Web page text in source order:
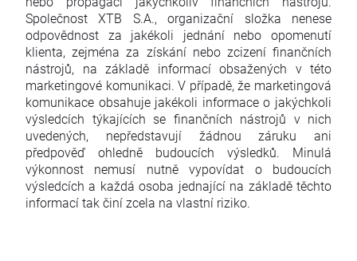
Společnost XTB S.A., organizační složka nenese
odpovědnost za jakékoli jednání nebo opomenutí
klienta, zejména za získání nebo zcizení finančních
nástrojů, na základě informací obsažených v této
marketingové komunikaci. V případě, že marketingová
komunikace obsahuje jakékoli informace o jakýchkoli
výsledcích týkajících se finančních nástrojů v nich
uvedených, nepředstavují žádnou záruku ani
předpověď ohledně budoucích výsledků. Minulá
výkonnost nemusí nutně vypovídat o budoucích
výsledcích a každá osoba jednající na základě těchto
informací tak činí zcela na vlastní riziko.